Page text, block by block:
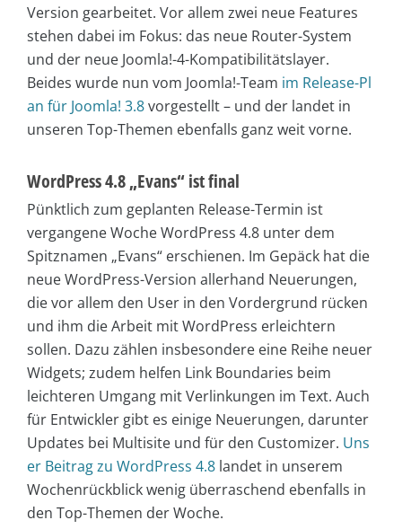
Version gearbeitet. Vor allem zwei neue Features
stehen dabei im Fokus: das neue Router-System
und der neue Joomla!-4-Kompatibilitätslayer.
Beides wurde nun vom Joomla!-Team im Release-Pl
an für Joomla! 3.8vorgestellt – und der landet in
unseren Top-Themen ebenfalls ganz weit vorne.
WordPress 4.8 „Evans“ ist final
Pünktlich zum geplanten Release-Termin ist
vergangene Woche WordPress 4.8 unter dem
Spitznamen „Evans“ erschienen. Im Gepäck hat die
neue WordPress-Version allerhand Neuerungen,
die vor allem den User in den Vordergrund rücken
und ihm die Arbeit mit WordPress erleichtern
sollen. Dazu zählen insbesondere eine Reihe neuer
Widgets; zudem helfen Link Boundaries beim
leichteren Umgang mit Verlinkungen im Text. Auch
für Entwickler gibt es einige Neuerungen, darunter
Updates bei Multisite und für den Customizer. Uns
er Beitrag zu WordPress 4.8 landet in unserem
Wochenrückblick wenig überraschend ebenfalls in
den Top-Themen der Woche.